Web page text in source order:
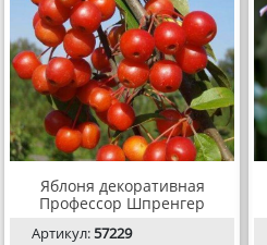
Яблоня декоративная
Профессор Шпренгер
Артикул:57229